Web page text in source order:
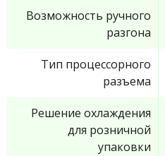
Возможность ручного
разгона
Тип процессорного
разъема
Решение охлаждения
для розничной
упаковки